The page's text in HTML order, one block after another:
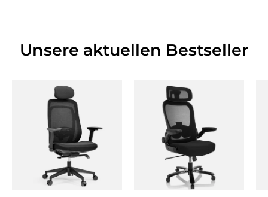
Unsere aktuellen Bestseller